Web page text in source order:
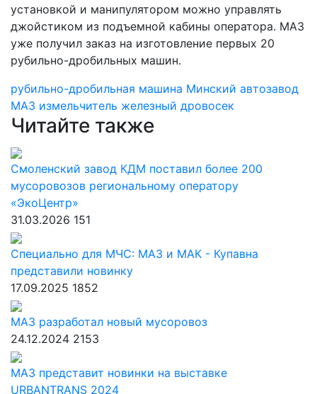
установкой и манипулятором можно управлять
джойстиком из подъемной кабины оператора. МАЗ
уже получил заказ на изготовление первых 20
рубильно-дробильных машин.
рубильно-дробильная машина Минский автозавод
МАЗ измельчитель железный дровосек
Читайте также
Смоленский завод КДМ поставил более 200
мусоровозов региональному оператору
«ЭкоЦентр»
31.03.2026 151
Специально для МЧС: МАЗ и МАК - Купавна
представили новинку
17.09.2025 1852
МАЗ разработал новый мусоровоз
24.12.2024 2153
МАЗ представит новинки на выставке
URBANTRANS 2024